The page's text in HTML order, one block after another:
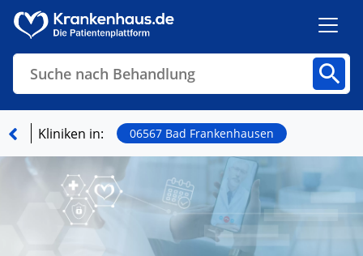
Suche nach Behandlung
Finden
Kliniken in: 06567 Bad Frankenhausen